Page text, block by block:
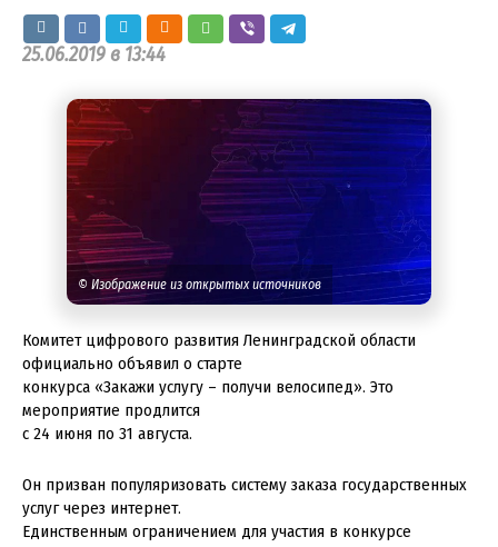
25.06.2019 в 13:44
© Изображение из открытых источников
Комитет цифрового развития Ленинградской области
официально объявил о старте
конкурса «Закажи услугу – получи велосипед». Это
мероприятие продлится
с 24 июня по 31 августа.
Он призван популяризовать систему заказа государственных
услуг через интернет.
Единственным ограничением для участия в конкурсе